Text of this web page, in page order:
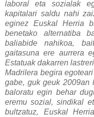
laboral eta sozialak
kapitalari saldu nahi
eginez Euskal Herria
benetako alternatiba
baliabide nahikoa,
gaitasuna ere aurrera
Estatuak dakarren
Madrilera begira
gabe, guk geuk 2009an
baloratu egin behar
eremu sozial, sindikal
bultzatuz, Euskal